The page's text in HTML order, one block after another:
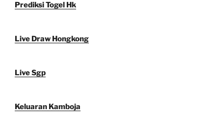
Prediksi Togel Hk
Live Draw Hongkong
Live Sgp
Keluaran Kamboja